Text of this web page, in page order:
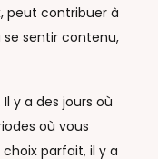
peut contribuer à
sentir contenu,
y a des jours où
où vous
choix parfait, il y a